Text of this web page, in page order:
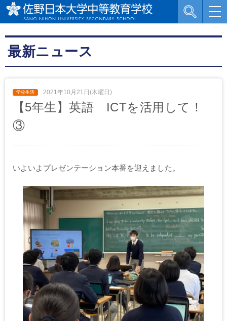
最新ニュース
2021年10月21日(木曜日)
【5年生】英語 ICTを活用して！
③
いよいよプレゼンテーション本番を迎えました。